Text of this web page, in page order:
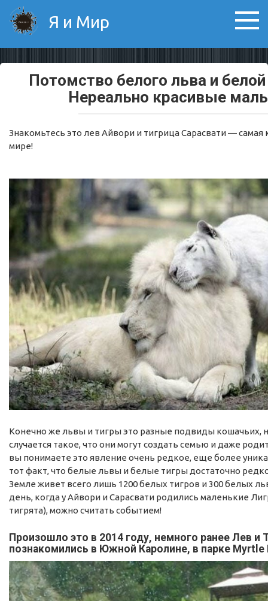
Skip
content
Я и Мир
Потомство белого льва и
Нереально красивые
Знакомьтесь это лев Айвори и тигрица Сарасвати — самая
мире!
Конечно же львы и тигры это разные подвиды кошачьих,
случается такое, что они могут создать семью и даже
вы понимаете это явление очень редкое, еще более
тот факт, что белые львы и белые тигры достаточно
Земле живет всего лишь 1200 белых тигров и 300 белых
день, когда у Айвори и Сарасвати родились маленькие
тигрята), можно считать событием!
Произошло это в 2014 году, немного ранее Лев и
познакомились в Южной Каролине, в парке Myrtle